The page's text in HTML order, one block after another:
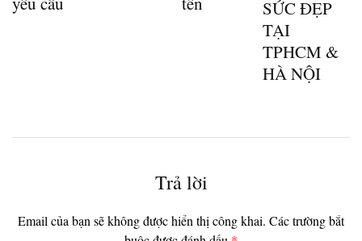
SỨC ĐẸP
TẠI
TPHCM &
HÀ NỘI
Trả lời
Email của bạn sẽ không được hiển thị công khai. Các trường bắt